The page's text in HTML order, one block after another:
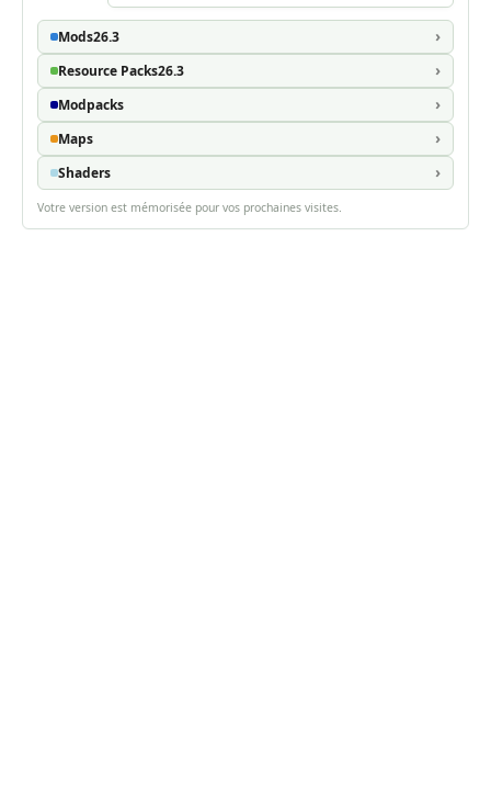
Mods26.3
Resource Packs26.3
Modpacks
Maps
Shaders
Votre version est mémorisée pour vos prochaines visites.